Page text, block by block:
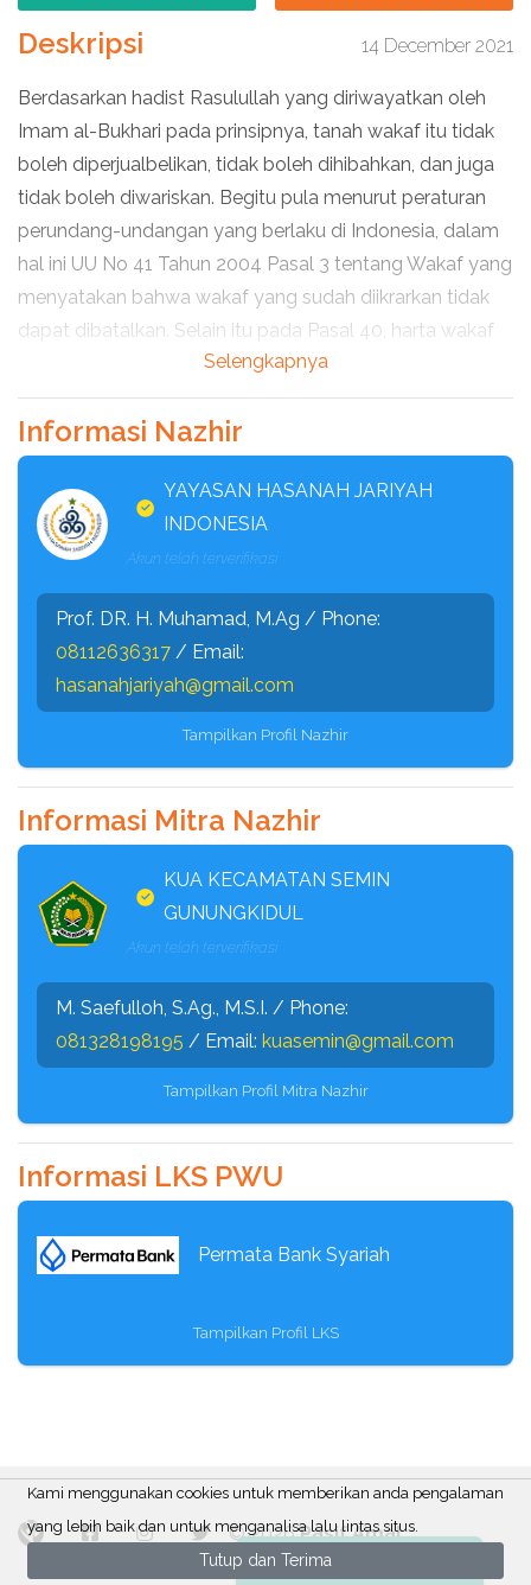
Deskripsi 14 December 2021
Berdasarkan hadist Rasulullah yang diriwayatkan oleh
Imam al-Bukhari pada prinsipnya, tanah wakaf itu tidak
boleh diperjualbelikan, tidak boleh dihibahkan, dan juga
tidak boleh diwariskan. Begitu pula menurut peraturan
perundang-undangan yang berlaku di Indonesia, dalam
hal ini UU No 41 Tahun 2004 Pasal 3 tentang Wakaf yang
menyatakan bahwa wakaf yang sudah diikrarkan tidak
dapat dibatalkan. Selain itu pada Pasal 40, harta wakaf
yang sudah diwakafkan dilarang dijadikan jaminan, disita,
dihibahkan, dijual, diwariskan, ditukar, atau dialihkan
dalam bentuk pengalihan hak lainnya. Terdapat
beberapa tanah wakaf yang terbengkalai hingga saat ini,
dengan pemberdayaan tanah wakaf dengan wakaf uang
ini diharapkan tanah-tanah wakaf yang terbengkalai
difungsikan kembali bahkan dapat membuka lapangan
pekerjaan baru bagi masyarakat yg berada pada tiap
kecamatan bahkan hasilnya juga akan kembali untuk
kecamatan
Selengkapnya
Informasi Nazhir
YAYASAN HASANAH JARIYAH
INDONESIA
Akun telah terverifikasi
Prof. DR. H. Muhamad, M.Ag / Phone:
08112636317 / Email:
hasanahjariyah@gmail.com
Tampilkan Profil Nazhir
Informasi Mitra Nazhir
KUA KECAMATAN SEMIN
GUNUNGKIDUL
Akun telah terverifikasi
M. Saefulloh, S.Ag., M.S.I. / Phone:
081328198195 / Email: kuasemin@gmail.com
Tampilkan Profil Mitra Nazhir
Informasi LKS PWU
Permata Bank Syariah
Tampilkan Profil LKS
© 2026Pasif Amal
Ada Pertanyaan?
Kami menggunakan cookies untuk memberikan anda pengalaman
yang lebih baik dan untuk menganalisa lalu lintas situs.
Tutup dan Terima